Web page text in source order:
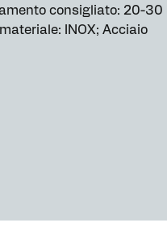
consigliato: 20-30
INOX; Acciaio